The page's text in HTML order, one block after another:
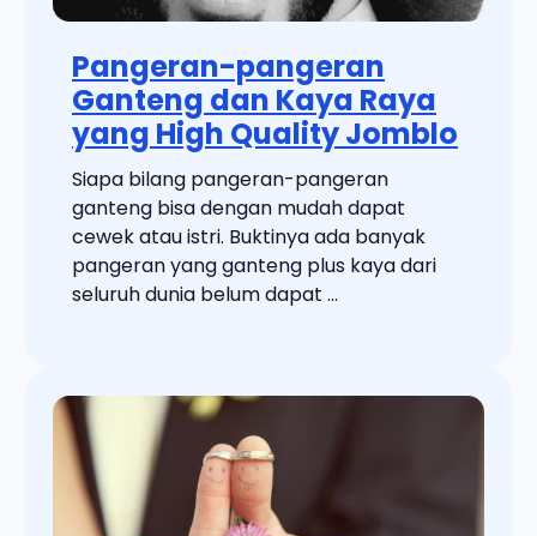
Pangeran-pangeran
Ganteng dan Kaya Raya
yang High Quality Jomblo
Siapa bilang pangeran-pangeran
ganteng bisa dengan mudah dapat
cewek atau istri. Buktinya ada banyak
pangeran yang ganteng plus kaya dari
seluruh dunia belum dapat ...